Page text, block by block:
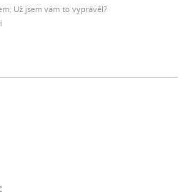
Už jsem vám to vyprávěl?